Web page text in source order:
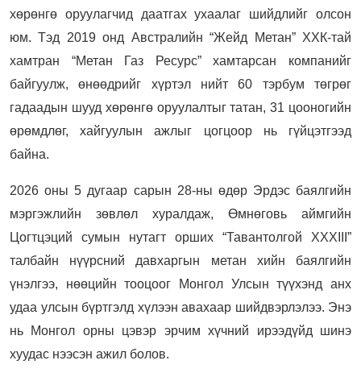
хөрөнгө оруулагчид даатгах ухаалаг шийдлийг олсон
юм. Тэд 2019 онд Австралийн “Жейд Метан” ХХК-тай
хамтран “Метан Газ Ресурс” хамтарсан компанийг
байгуулж, өнөөдрийг хүртэл нийт 60 тэрбум төгрөг
гадаадын шууд хөрөнгө оруулалтыг татан, 31 цооногийн
өрөмдлөг, хайгуулын ажлыг цогцоор нь гүйцэтгээд
байна.
2026 оны 5 дугаар сарын 28-ны өдөр Эрдэс баялгийн
мэргэжлийн зөвлөл хуралдаж, Өмнөговь аймгийн
Цогтцэций сумын нутагт орших “Тавантолгой XXXIII”
талбайн нүүрсний давхаргын метан хийн баялгийн
үнэлгээ, нөөцийн тооцоог Монгол Улсын түүхэнд анх
удаа улсын бүртгэлд хүлээн авахаар шийдвэрлэлээ. Энэ
нь Монгол орны цэвэр эрчим хүчний ирээдүйд шинэ
хуудас нээсэн ажил болов.